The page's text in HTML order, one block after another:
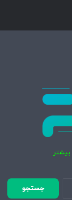
بیشتر
جستجو
برای: